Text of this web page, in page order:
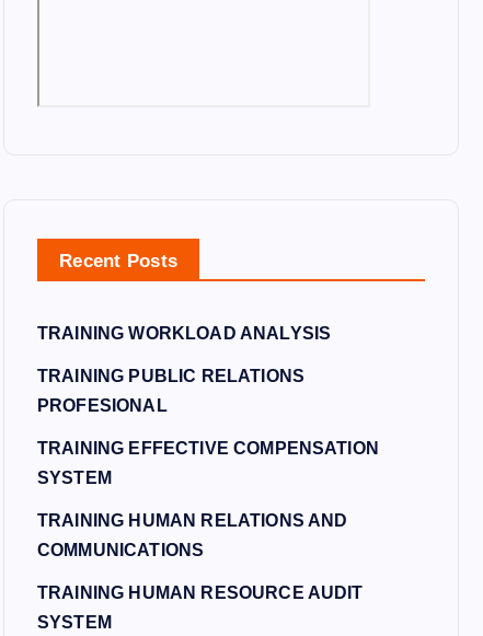
Recent Posts
TRAINING WORKLOAD ANALYSIS
TRAINING PUBLIC RELATIONS
PROFESIONAL
TRAINING EFFECTIVE COMPENSATION
SYSTEM
TRAINING HUMAN RELATIONS AND
COMMUNICATIONS
TRAINING HUMAN RESOURCE AUDIT
SYSTEM